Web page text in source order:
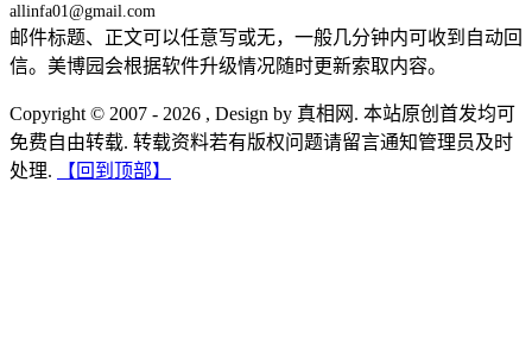
allinfa01@gmail.com
邮件标题、正文可以任意写或无，一般几分钟内可收到自动回
信。美博园会根据软件升级情况随时更新索取内容。
Copyright © 2007 - 2026 , Design by 真相网. 本站原创首发均可
免费自由转载. 转载资料若有版权问题请留言通知管理员及时
处理.
【回到顶部】